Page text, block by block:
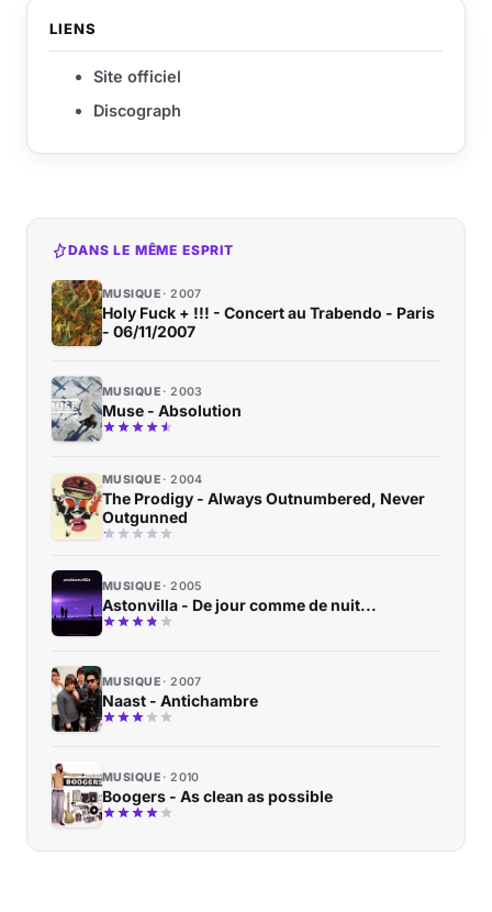
LIENS
Site officiel
Discograph
DANS LE MÊME ESPRIT
MUSIQUE 2007
Holy Fuck + !!! - Concert au Trabendo - Paris
- 06/11/2007
MUSIQUE 2003
Muse - Absolution
MUSIQUE 2004
The Prodigy - Always Outnumbered, Never
Outgunned
MUSIQUE 2005
Astonvilla - De jour comme de nuit...
MUSIQUE 2007
Naast - Antichambre
MUSIQUE 2010
Boogers - As clean as possible